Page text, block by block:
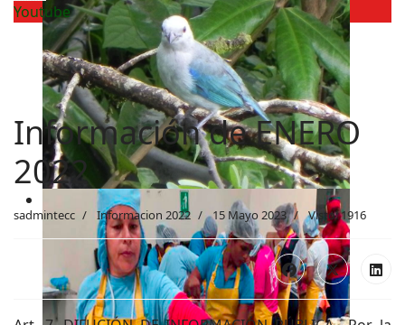
Youtube
Información de ENERO
2022
sadmintecc Informacion 2022 15 Mayo 2023 Visto: 1916